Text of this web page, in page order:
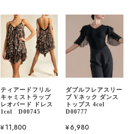
ティアードフリル
キャミストラップ
レオパード ドレス
1col D00745
¥11,800
ダブルフレアスリー
ブ Vネック ダンス
トップス 4col
D00777
¥6,980